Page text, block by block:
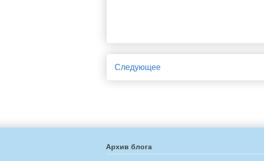
Следующее
Архив блога